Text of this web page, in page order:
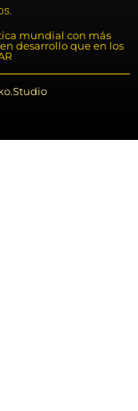
mundial con más
desarrollo que en los